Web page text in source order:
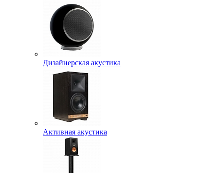
Дизайнерская акустика
Активная акустика